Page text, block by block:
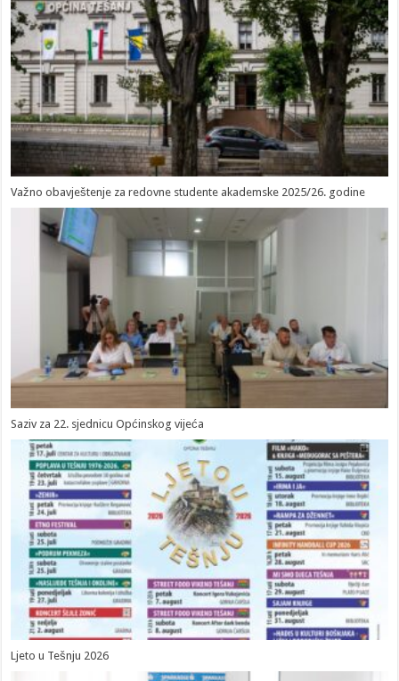
Važno obavještenje za redovne studente akademske 2025/26. godine
Saziv za 22. sjednicu Općinskog vijeća
Ljeto u Tešnju 2026